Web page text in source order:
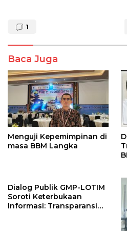
1
Baca Juga
Menguji Kepemimpinan di
masa BBM Langka
Dialog Publik GMP-LOTIM
Soroti Keterbukaan
Informasi: Transparansi